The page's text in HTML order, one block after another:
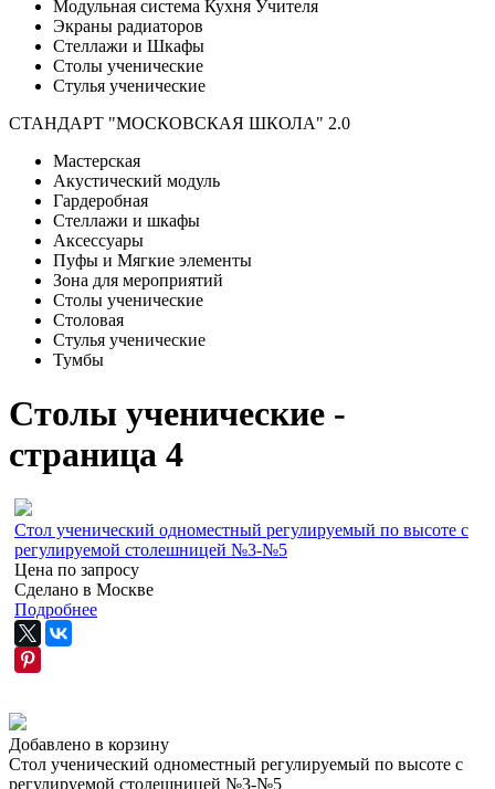
Модульная система Кухня Учителя
Экраны радиаторов
Стеллажи и Шкафы
Столы ученические
Стулья ученические
СТАНДАРТ "МОСКОВСКАЯ ШКОЛА" 2.0
Мастерская
Акустический модуль
Гардеробная
Стеллажи и шкафы
Аксессуары
Пуфы и Мягкие элементы
Зона для мероприятий
Столы ученические
Столовая
Стулья ученические
Тумбы
Столы ученические -
страница 4
Стол ученический одноместный регулируемый по высоте с
регулируемой столешницей №3-№5
Цена по запросу
Сделано в Москве
Подробнее
Добавлено в корзину
Стол ученический одноместный регулируемый по высоте с
регулируемой столешницей №3-№5